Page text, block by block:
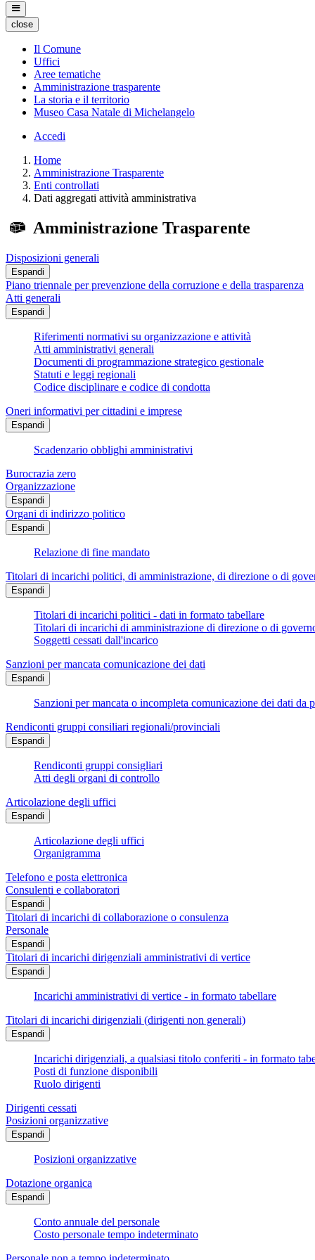
close
Il Comune
Uffici
Aree tematiche
Amministrazione trasparente
La storia e il territorio
Museo Casa Natale di Michelangelo
Accedi
Home
Amministrazione Trasparente
Enti controllati
Dati aggregati attività amministrativa
Amministrazione Trasparente
Disposizioni generali
Espandi
Piano triennale per prevenzione della corruzione e della trasparenza
Atti generali
Espandi
Riferimenti normativi su organizzazione e attività
Atti amministrativi generali
Documenti di programmazione strategico gestionale
Statuti e leggi regionali
Codice disciplinare e codice di condotta
Oneri informativi per cittadini e imprese
Espandi
Scadenzario obblighi amministrativi
Burocrazia zero
Organizzazione
Espandi
Organi di indirizzo politico
Espandi
Relazione di fine mandato
Titolari di incarichi politici, di amministrazione, di direzione o di
Espandi
Titolari di incarichi politici - dati in formato tabellare
Titolari di incarichi di amministrazione di direzione o di
Soggetti cessati dall'incarico
Sanzioni per mancata comunicazione dei dati
Espandi
Sanzioni per mancata o incompleta comunicazione dei dati
Rendiconti gruppi consiliari regionali/provinciali
Espandi
Rendiconti gruppi consigliari
Atti degli organi di controllo
Articolazione degli uffici
Espandi
Articolazione degli uffici
Organigramma
Telefono e posta elettronica
Consulenti e collaboratori
Espandi
Titolari di incarichi di collaborazione o consulenza
Personale
Espandi
Titolari di incarichi dirigenziali amministrativi di vertice
Espandi
Incarichi amministrativi di vertice - in formato tabellare
Titolari di incarichi dirigenziali (dirigenti non generali)
Espandi
Incarichi dirigenziali, a qualsiasi titolo conferiti - in formato
Posti di funzione disponibili
Ruolo dirigenti
Dirigenti cessati
Posizioni organizzative
Espandi
Posizioni organizzative
Dotazione organica
Espandi
Conto annuale del personale
Costo personale tempo indeterminato